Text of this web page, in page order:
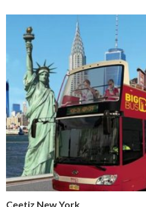
Ceetiz New York